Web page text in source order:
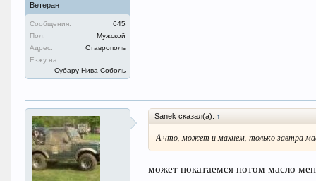
Ветеран
Сообщения:
645
Пол:
Мужской
Адрес:
Ставрополь
Езжу на:
Субару Нива Соболь
Sanek сказал(а): ↑
А что, может и махнем, только завтра
может покатаемся потом масло